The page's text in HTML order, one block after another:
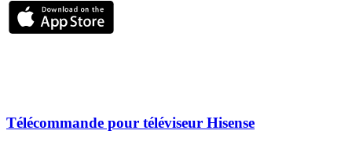
Télécommande pour téléviseur Hisense